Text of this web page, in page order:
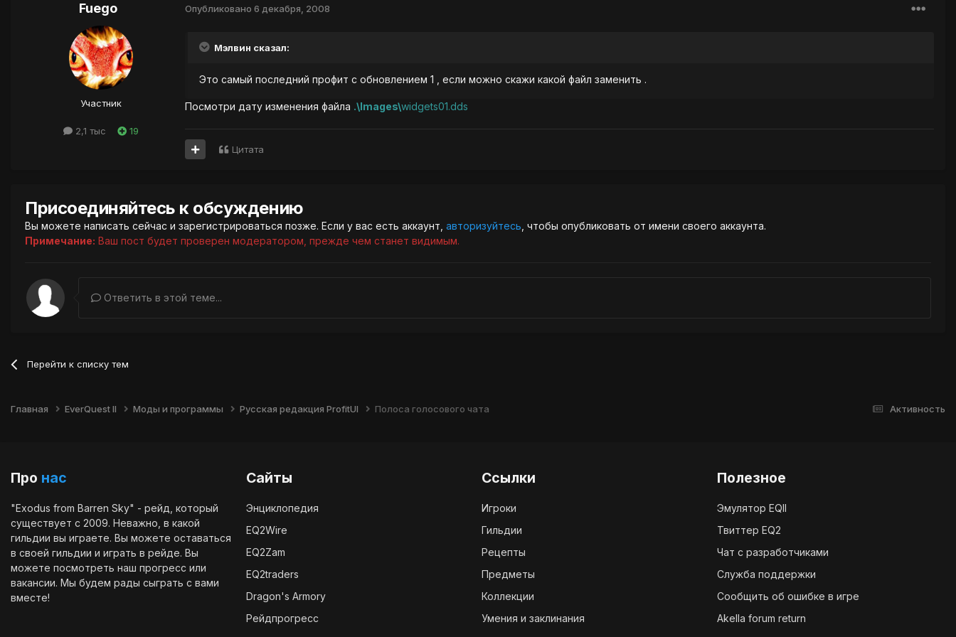
Fuego
Участник
2,1 тыс 19
Опубликовано 6 декабря, 2008
Мэлвин сказал:
Это самый последний профит с обновлением 1 , если можно скажи какой файл заменить .
Посмотри дату изменения файла .\Images\widgets01.dds
Цитата
Присоединяйтесь к обсуждению
Вы можете написать сейчас и зарегистрироваться позже. Если у вас есть аккаунт, авторизуйтесь , чтобы опубликовать от имени своего аккаунта.
Примечание: Ваш пост будет проверен модератором, прежде чем станет видимым.
Ответить в этой теме...
Перейти к списку тем
Активность
Главная EverQuest II Моды и программы Русская редакция ProfitUI Полоса голосового чата
Про нас
"Exodus from Barren Sky" - рейд, который
существует с 2009. Неважно, в какой
гильдии вы играете. Вы можете оставаться
в своей гильдии и играть в рейде. Вы
можете посмотреть наш прогресс или
вакансии. Мы будем рады сыграть с вами
вместе!
Сайты
Энциклопедия
EQ2Wire
EQ2Zam
EQ2traders
Dragon's Armory
Рейдпрогресс
Ссылки
Игроки
Гильдии
Рецепты
Предметы
Коллекции
Умения и заклинания
Полезное
Эмулятор EQII
Твиттер EQ2
Чат с разработчиками
Служба поддержки
Сообщить об ошибке в игре
Akella forum return